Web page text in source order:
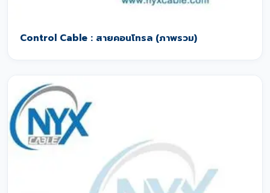
Control Cable : สายคอนโทรล (ภาพรวม)